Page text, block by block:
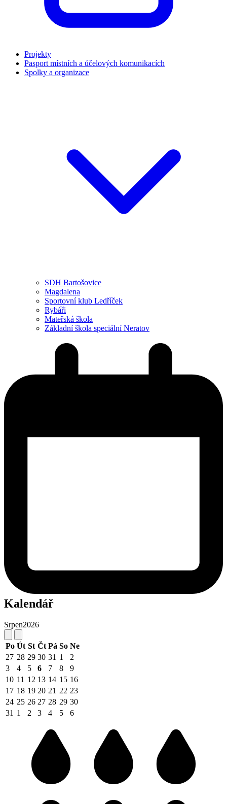
Projekty
Pasport místních a účelových komunikacích
Spolky a organizace
SDH Bartošovice
Magdalena
Sportovní klub Ledříček
Rybáři
Mateřská škola
Základní škola speciální Neratov
Kalendář
Srpen2026
Po Út St Čt Pá So Ne
27 28 29 30 31 1
2
3
4 5 6 7 8
9
10 11 12 13 14 15 16
17 18 19 20 21 22 23
24 25 26 27 28 29 30
31 1 2 3 4 5 6